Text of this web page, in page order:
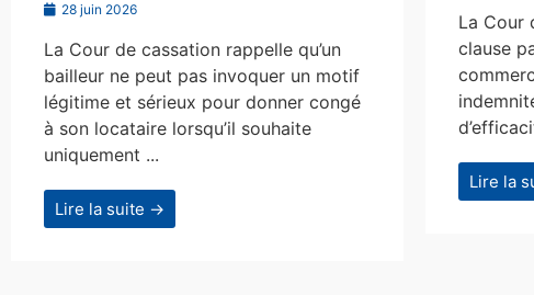
28 juin 2026
La Cour de cassation rappelle qu’un
bailleur ne peut pas invoquer un motif
légitime et sérieux pour donner congé
à son locataire lorsqu’il souhaite
uniquement ...
Lire la suite →
La Cour
clause
Lire la